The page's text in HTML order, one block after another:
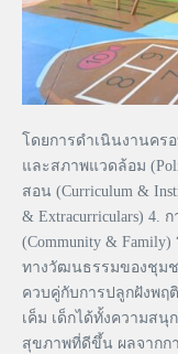
โดยการดำเนินงานคร
และสภาพแวดล้อม
สอน (Curriculum &
& Extracurriculars)
(Community &
ทางวัฒนธรรมของชุมช
ควบคู่กับการปลูกฝังพฤ
เค็ม เด็กได้ทั้งความส
สุขภาพที่ดีขึ้น ผลจากก